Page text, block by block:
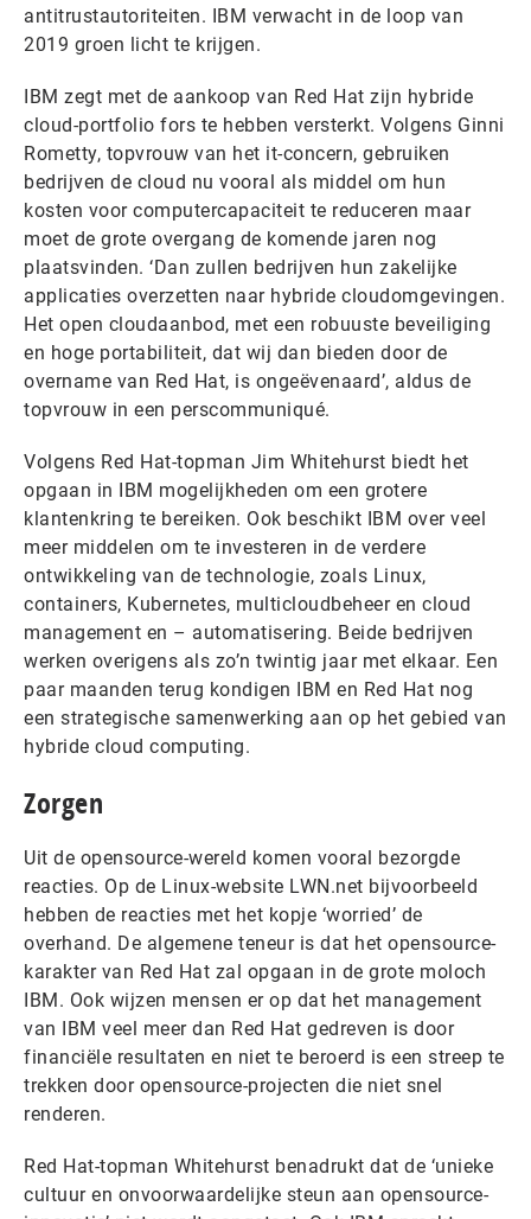
antitrustautoriteiten. IBM verwacht in de loop van
2019 groen licht te krijgen.
IBM zegt met de aankoop van Red Hat zijn hybride
cloud-portfolio fors te hebben versterkt. Volgens Ginni
Rometty, topvrouw van het it-concern, gebruiken
bedrijven de cloud nu vooral als middel om hun
kosten voor computercapaciteit te reduceren maar
moet de grote overgang de komende jaren nog
plaatsvinden. ‘Dan zullen bedrijven hun zakelijke
applicaties overzetten naar hybride cloudomgevingen.
Het open cloudaanbod, met een robuuste beveiliging
en hoge portabiliteit, dat wij dan bieden door de
overname van Red Hat, is ongeëvenaard’, aldus de
topvrouw in een perscommuniqué.
Volgens Red Hat-topman Jim Whitehurst biedt het
opgaan in IBM mogelijkheden om een grotere
klantenkring te bereiken. Ook beschikt IBM over veel
meer middelen om te investeren in de verdere
ontwikkeling van de technologie, zoals Linux,
containers, Kubernetes, multicloudbeheer en cloud
management en – automatisering. Beide bedrijven
werken overigens als zo’n twintig jaar met elkaar. Een
paar maanden terug kondigen IBM en Red Hat nog
een strategische samenwerking aan op het gebied van
hybride cloud computing.
Zorgen
Uit de opensource-wereld komen vooral bezorgde
reacties. Op de Linux-website LWN.net bijvoorbeeld
hebben de reacties met het kopje ‘worried’ de
overhand. De algemene teneur is dat het opensource-
karakter van Red Hat zal opgaan in de grote moloch
IBM. Ook wijzen mensen er op dat het management
van IBM veel meer dan Red Hat gedreven is door
financiële resultaten en niet te beroerd is een streep te
trekken door opensource-projecten die niet snel
renderen.
Red Hat-topman Whitehurst benadrukt dat de ‘unieke
cultuur en onvoorwaardelijke steun aan opensource-